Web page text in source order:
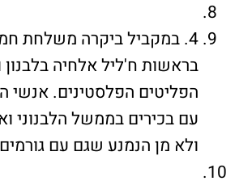
4. במקביל ביקרה משלחת
בראשות ח'ליל אלחיה בלבנון
הפליטים הפלסטינים. אנשי
עם בכירים בממשל הלבנוני
ולא מן הנמנע שגם עם